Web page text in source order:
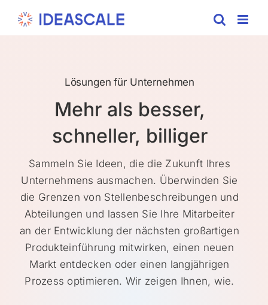
Lösungen für Unternehmen
Mehr als besser,
schneller, billiger
Sammeln Sie Ideen, die die Zukunft Ihres
Unternehmens ausmachen. Überwinden Sie
die Grenzen von Stellenbeschreibungen und
Abteilungen und lassen Sie Ihre Mitarbeiter
an der Entwicklung der nächsten großartigen
Produkteinführung mitwirken, einen neuen
Markt entdecken oder einen langjährigen
Prozess optimieren. Wir zeigen Ihnen, wie.